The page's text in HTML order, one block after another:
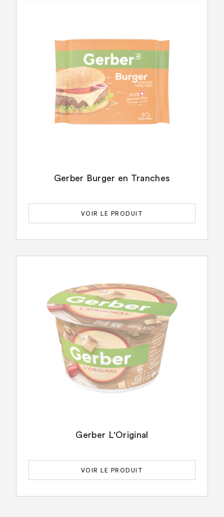
Gerber Burger en Tranches
VOIR LE PRODUIT
Gerber L'Original
VOIR LE PRODUIT